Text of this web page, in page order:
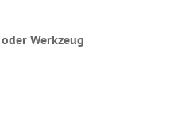
Werkzeug